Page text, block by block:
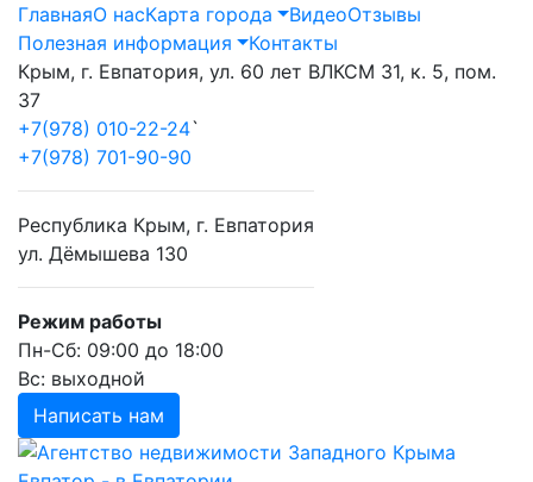
ГлавнаяО насКарта города ВидеоОтзывы
Полезная информация
Контакты
Крым, г. Евпатория, ул. 60 лет ВЛКСМ 31, к. 5, пом.
37
+7(978) 010-22-24`
+7(978) 701-90-90
Республика Крым, г. Евпатория
ул. Дёмышева 130
Режим работы
Пн-Сб: 09:00 до 18:00
Вс: выходной
Написать нам